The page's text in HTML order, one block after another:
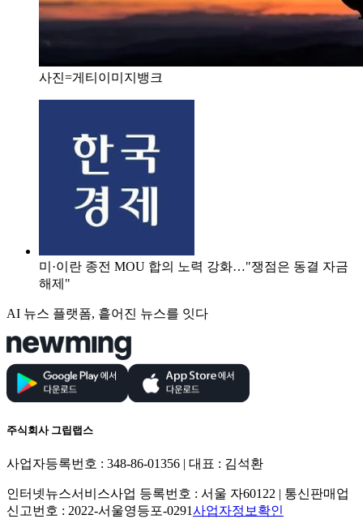
사진=게티이미지뱅크
미·이란 종전 MOU 합의 노력 강화…"쟁점은 동결 자금
해제"
AI 뉴스 플랫폼, 흩어진 뉴스를 잇다
주식회사 그립랩스
사업자등록번호 : 348-86-01356 | 대표 : 김석환
인터넷뉴스서비스사업 등록번호 : 서울 자60122 | 통신판매업
신고번호 : 2022-서울영등포-0291사업자정보확인